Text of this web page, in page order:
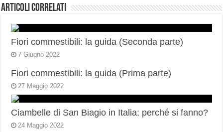
Articoli correlati
Fiori commestibili: la guida (Seconda parte)
7 Giugno 2022
Fiori commestibili: la guida (Prima parte)
27 Maggio 2022
Ciambelle di San Biagio in Italia: perché si fanno?
24 Maggio 2022